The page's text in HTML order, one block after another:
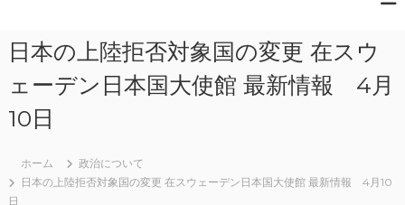
日本の上陸拒否対象国の変更 在スウ
ェーデン日本国大使館 最新情報 4月
10日
ホーム
政治について
日本の上陸拒否対象国の変更 在スウェーデン日本国大使館 最新情報 4月10
日